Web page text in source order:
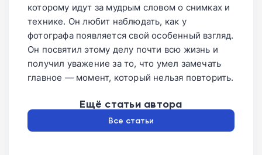
которому идут за мудрым словом о снимках и
технике. Он любит наблюдать, как у
фотографа появляется свой особенный взгляд.
Он посвятил этому делу почти всю жизнь и
получил уважение за то, что умел замечать
главное — момент, который нельзя повторить.
Ещё статьи автора
Все статьи